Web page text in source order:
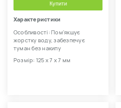
Купити
Характеристики
Особливості: Пом'якшує
жорстку воду, забезпечує
туман без накипу
Розмір: 125 х 7 х 7 мм